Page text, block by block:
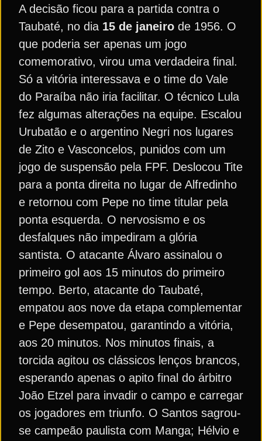
A decisão ficou para a partida contra o
Taubaté, no dia 15 de janeiro de 1956. O
que poderia ser apenas um jogo
comemorativo, virou uma verdadeira final.
Só a vitória interessava e o time do Vale
do Paraíba não iria facilitar. O técnico Lula
fez algumas alterações na equipe. Escalou
Urubatão e o argentino Negri nos lugares
de Zito e Vasconcelos, punidos com um
jogo de suspensão pela FPF. Deslocou Tite
para a ponta direita no lugar de Alfredinho
e retornou com Pepe no time titular pela
ponta esquerda. O nervosismo e os
desfalques não impediram a glória
santista. O atacante Álvaro assinalou o
primeiro gol aos 15 minutos do primeiro
tempo. Berto, atacante do Taubaté,
empatou aos nove da etapa complementar
e Pepe desempatou, garantindo a vitória,
aos 20 minutos. Nos minutos finais, a
torcida agitou os clássicos lenços brancos,
esperando apenas o apito final do árbitro
João Etzel para invadir o campo e carregar
os jogadores em triunfo. O Santos sagrou-
se campeão paulista com Manga; Hélvio e